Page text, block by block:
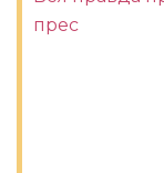
прес